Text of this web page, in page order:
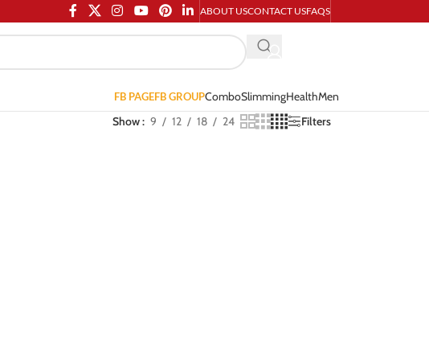
ABOUT USCONTACT USFAQS
FB PAGEFB GROUPComboSlimmingHealthMen
Show 9 12 18 24 Filters